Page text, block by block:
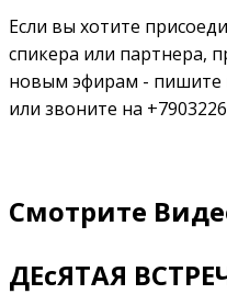
Если вы хотите
спикера или партнера,
новым эфирам - пишите
или звоните на
Смотрите
ДЕсЯТАЯ